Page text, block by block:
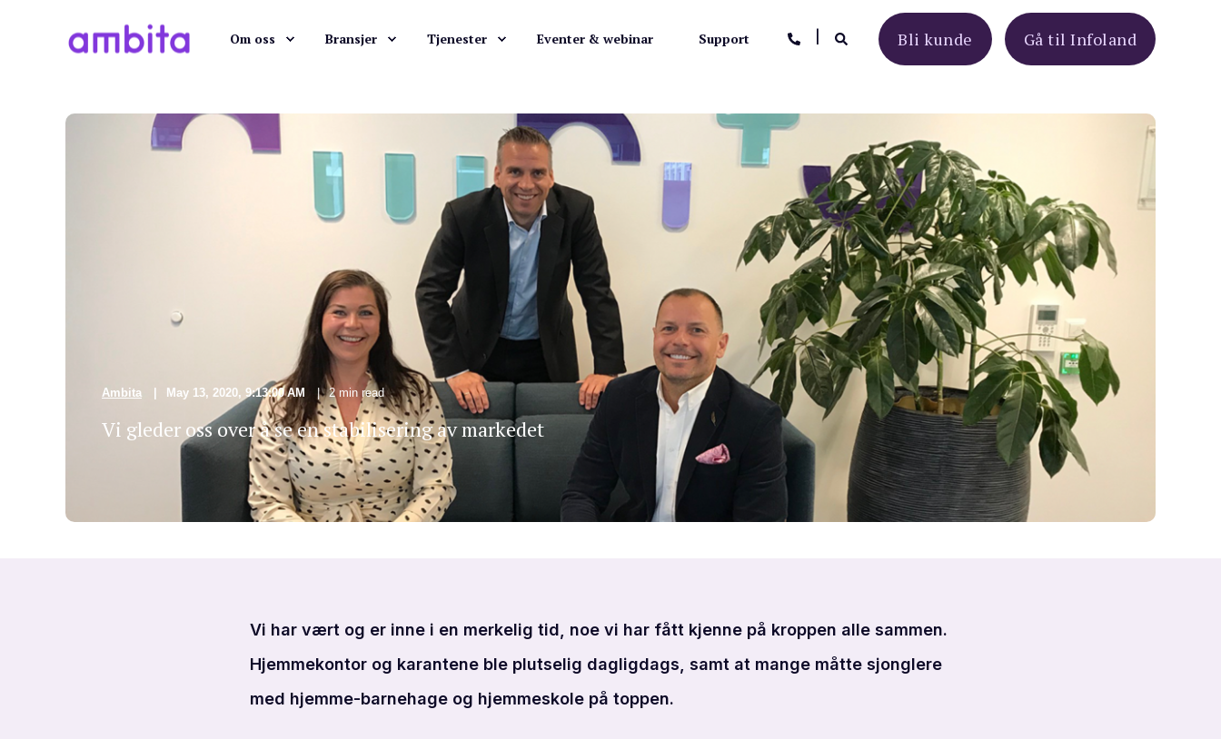
Om oss Bransjer Tjenester Eventer & webinar Support Bli kunde Gå til Infoland
Ambita May 13, 2020, 9:13:00 AM 2 min read
Vi gleder oss over å se en stabilisering av markedet
Vi har vært og er inne i en merkelig tid, noe vi har fått kjenne på kroppen alle sammen.
Hjemmekontor og karantene ble plutselig dagligdags, samt at mange måtte sjonglere
med hjemme-barnehage og hjemmeskole på toppen.